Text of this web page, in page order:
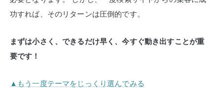
功すれば、そのリターンは圧倒的です。
まずは小さく、できるだけ早く、今すぐ動き出すことが重
要です！
▲もう一度テーマをじっくり選んでみる